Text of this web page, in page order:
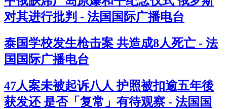
对其进行批判 - 法国国际广播电台
泰国学校发生枪击案 共造成8人死亡 - 法
国国际广播电台
47人案未被起诉八人 护照被扣逾五年後
获发还 是否「复常」有待观察 - 法国国